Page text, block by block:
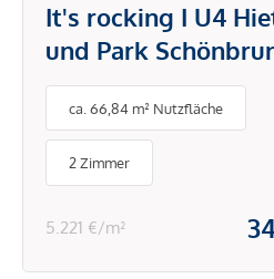
It's rocking I U4
und Park
Technisches
Klimaanlage I
& Schränke
ca. 66,84 m² Nutzfläche
2 Zimmer
5.221 €/m²